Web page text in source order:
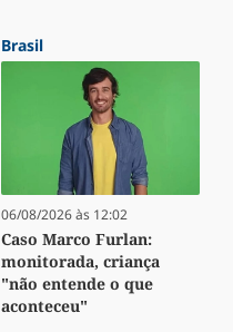
Brasil
06/08/2026 às 12:02
Caso Marco Furlan:
monitorada, criança
"não entende o que
aconteceu"